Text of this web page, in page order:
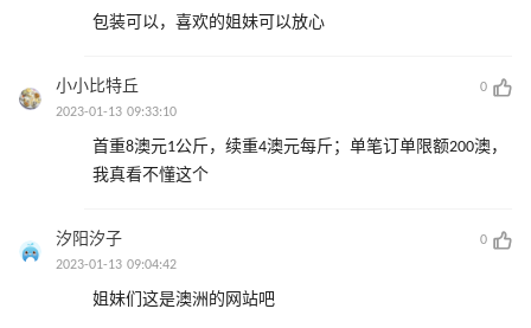
包装可以，喜欢的姐妹可以放心
小小比特丘
0
2023-01-13 09:33:10
首重8澳元1公斤，续重4澳元每斤；单笔订单限额200澳，
我真看不懂这个
汐阳汐子
0
2023-01-13 09:04:42
姐妹们这是澳洲的网站吧